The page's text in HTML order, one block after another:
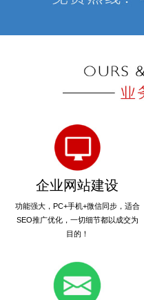
企业网站建设
功能强大，PC+手机+微信同步，适合
SEO推广优化，一切细节都以成交为
目的！